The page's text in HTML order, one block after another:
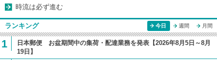
時流は必ず進む
ランキング 今日 週間 月間
1
日本郵便 お盆期間中の集荷・配達業務を発表【2026年8月5日～8月
19日】